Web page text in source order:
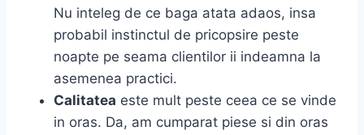
Nu inteleg de ce baga atata adaos, insa
probabil instinctul de pricopsire peste
noapte pe seama clientilor ii indeamna la
asemenea practici.
Calitatea este mult peste ceea ce se vinde
in oras. Da, am cumparat piese si din oras